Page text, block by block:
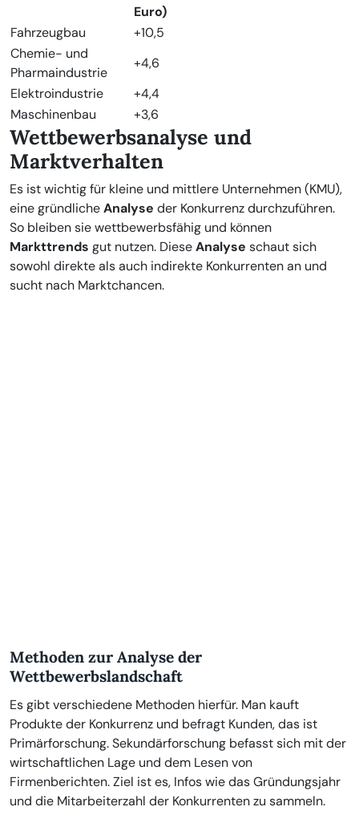
Euro)
Fahrzeugbau
+10,5
Chemie- und
Pharmaindustrie
+4,6
Elektroindustrie
+4,4
Maschinenbau
+3,6
Wettbewerbsanalyse und
Marktverhalten
Es ist wichtig für kleine und mittlere Unternehmen (KMU),
eine gründlicheAnalyse der Konkurrenz durchzuführen.
So bleiben sie wettbewerbsfähig und können
Markttrends gut nutzen. DieseAnalyse schaut sich
sowohl direkte als auch indirekte Konkurrenten an und
sucht nach Marktchancen.
Methoden zur Analyse der
Wettbewerbslandschaft
Es gibt verschiedene Methoden hierfür. Man kauft
Produkte der Konkurrenz und befragt Kunden, das ist
Primärforschung. Sekundärforschung befasst sich mit der
wirtschaftlichen Lage und dem Lesen von
Firmenberichten. Ziel ist es, Infos wie das Gründungsjahr
und die Mitarbeiterzahl der Konkurrenten zu sammeln.